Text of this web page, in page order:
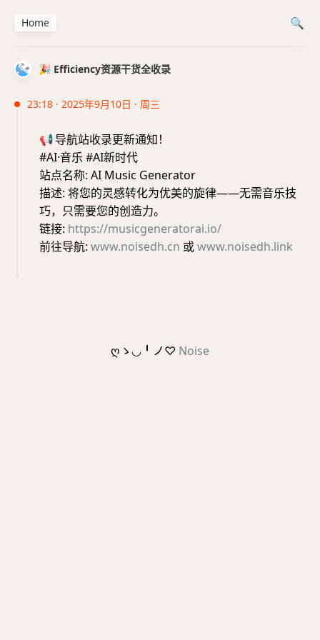
🎉 Efficiency资源干货全收录
23:18 · 2025年9月10日 · 周三
📢导航站收录更新通知！
#AI·音乐 #AI新时代
站点名称: AI Music Generator
描述: 将您的灵感转化为优美的旋律——无需音乐技
巧，只需要您的创造力。
链接: https://musicgeneratorai.io/
前往导航: www.noisedh.cn 或www.noisedh.link
Home
ღゝ◡╹ノ♡ Noise